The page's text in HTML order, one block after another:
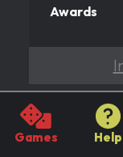
Games Help
Awards